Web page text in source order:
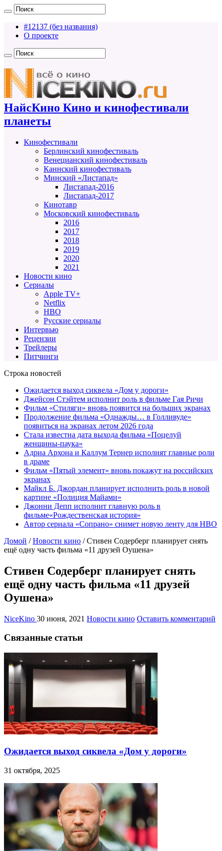
#12137 (без названия)
О проекте
НайсКино Кино и кинофестивали
планеты
Кинофестивали
Берлинский кинофестиваль
Венецианский кинофестиваль
Каннский кинофестиваль
Минский «Листапад»
Листапад-2016
Листапад-2017
Кинотавр
Московский кинофестиваль
2016
2017
2018
2019
2020
2021
Новости кино
Сериалы
Apple TV+
Netflix
HBO
Русские сериалы
Интервью
Рецензии
Трейлеры
Питчинги
Строка новостей
Ожидается выход сиквела «Дом у дороги»
Джейсон Стэйтем исполнит роль в фильме Гая Ричи
Фильм «Стиляги» вновь появится на больших экранах
Продолжение фильма «Однажды… в Голливуде»
появиться на экранах летом 2026 года
Стала известна дата выхода фильма «Поцелуй
женщины-паука»
Адриа Архона и Каллум Тернер исполнят главные роли
в драме
Фильм «Пятый элемент» вновь покажут на российских
экранах
Майкл Б. Джордан планирует исполнить роль в новой
картине «Полиция Майами»
Джонни Депп исполнит главную роль в
фильме«Рождественская история»
Автор сериала «Сопрано» снимет новую ленту для HBO
Домой / Новости кино / Стивен Содерберг планирует снять
ещё одну часть фильма «11 друзей Оушена»
Стивен Содерберг планирует снять
ещё одну часть фильма «11 друзей
Оушена»
NiceKino 30 июня, 2021 Новости кино Оставить комментарий
Связанные статьи
Ожидается выход сиквела «Дом у дороги»
31 октября, 2025